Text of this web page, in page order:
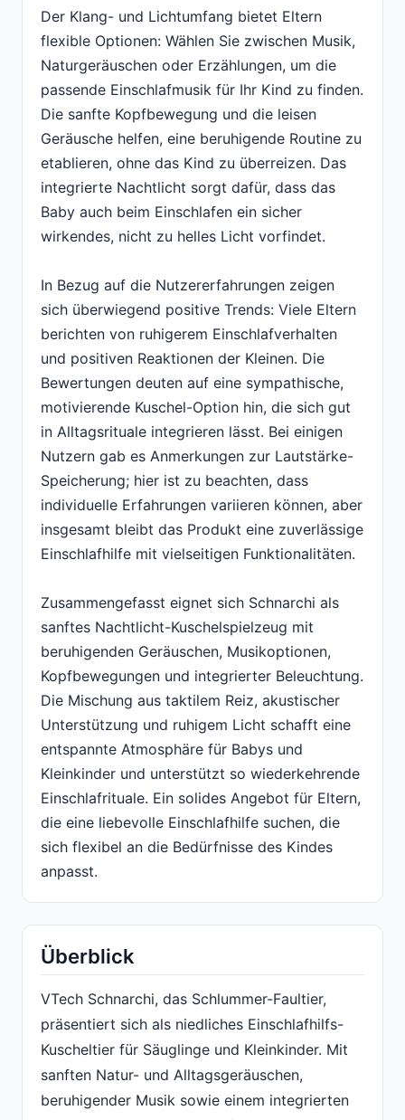
Der Klang- und Lichtumfang bietet Eltern
flexible Optionen: Wählen Sie zwischen Musik,
Naturgeräuschen oder Erzählungen, um die
passende Einschlafmusik für Ihr Kind zu finden.
Die sanfte Kopfbewegung und die leisen
Geräusche helfen, eine beruhigende Routine zu
etablieren, ohne das Kind zu überreizen. Das
integrierte Nachtlicht sorgt dafür, dass das
Baby auch beim Einschlafen ein sicher
wirkendes, nicht zu helles Licht vorfindet.
In Bezug auf die Nutzererfahrungen zeigen
sich überwiegend positive Trends: Viele Eltern
berichten von ruhigerem Einschlafverhalten
und positiven Reaktionen der Kleinen. Die
Bewertungen deuten auf eine sympathische,
motivierende Kuschel-Option hin, die sich gut
in Alltagsrituale integrieren lässt. Bei einigen
Nutzern gab es Anmerkungen zur Lautstärke-
Speicherung; hier ist zu beachten, dass
individuelle Erfahrungen variieren können, aber
insgesamt bleibt das Produkt eine zuverlässige
Einschlafhilfe mit vielseitigen Funktionalitäten.
Zusammengefasst eignet sich Schnarchi als
sanftes Nachtlicht-Kuschelspielzeug mit
beruhigenden Geräuschen, Musikoptionen,
Kopfbewegungen und integrierter Beleuchtung.
Die Mischung aus taktilem Reiz, akustischer
Unterstützung und ruhigem Licht schafft eine
entspannte Atmosphäre für Babys und
Kleinkinder und unterstützt so wiederkehrende
Einschlafrituale. Ein solides Angebot für Eltern,
die eine liebevolle Einschlafhilfe suchen, die
sich flexibel an die Bedürfnisse des Kindes
anpasst.
Überblick
VTech Schnarchi, das Schlummer-Faultier,
präsentiert sich als niedliches Einschlafhilfs-
Kuscheltier für Säuglinge und Kleinkinder. Mit
sanften Natur- und Alltagsgeräuschen,
beruhigender Musik sowie einem integrierten